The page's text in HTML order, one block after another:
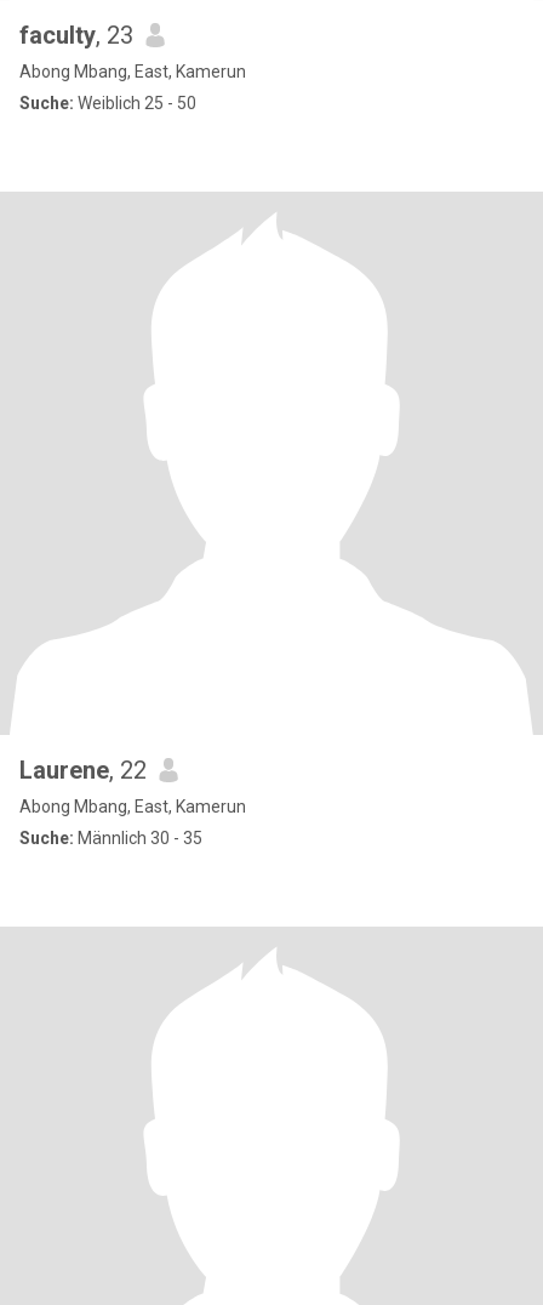
faculty, 23
Abong Mbang, East, Kamerun
Suche: Weiblich 25 - 50
Laurene, 22
Abong Mbang, East, Kamerun
Suche: Männlich 30 - 35